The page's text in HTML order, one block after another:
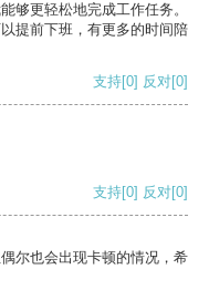
够更轻松地完成工作任务。
提前下班，有更多的时间陪
支持[0] 反对[0]
支持[0] 反对[0]
尔也会出现卡顿的情况，希